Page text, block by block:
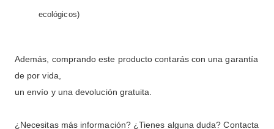
ecológicos)
Además, comprando este producto contarás con una garantía
de por vida,
un envío y una devolución gratuita.
¿Necesitas más información? ¿Tienes alguna duda? Contacta